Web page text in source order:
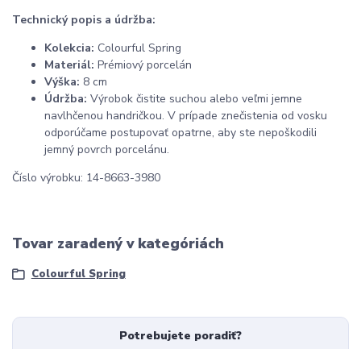
Technický popis a údržba:
Kolekcia: Colourful Spring
Materiál: Prémiový porcelán
Výška: 8 cm
Údržba: Výrobok čistite suchou alebo veľmi jemne
navlhčenou handričkou. V prípade znečistenia od vosku
odporúčame postupovať opatrne, aby ste nepoškodili
jemný povrch porcelánu.
Číslo výrobku: 14-8663-3980
Tovar zaradený v kategóriách
Colourful Spring
Potrebujete poradiť?